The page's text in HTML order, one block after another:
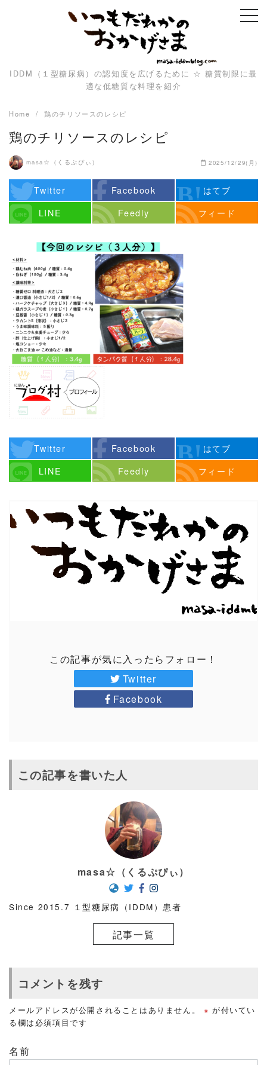
IDDM（１型糖尿病）の認知度を広げるために ☆ 糖質制限に最
適な低糖質な料理を紹介
Home 鶏のチリソースのレシピ
鶏のチリソースのレシピ
masa☆（くるぷぴぃ） 2025/12/29(月)
Twitter Facebook
はてブ
LINE
Feedly フィード
Twitter Facebook
はてブ
LINE
Feedly フィード
この記事が気に入ったらフォロー！
Twitter
Facebook
この記事を書いた人
masa☆（くるぷぴぃ）
Since 2015.7 １型糖尿病（IDDM）患者
記事一覧
コメントを残す
メールアドレスが公開されることはありません。 ※ が付いてい
る欄は必須項目です
名前